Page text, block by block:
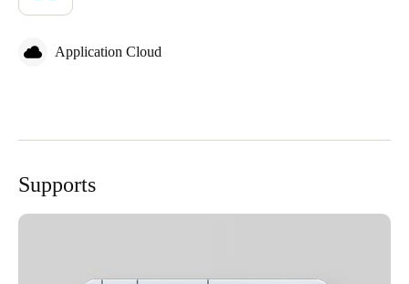
Application Cloud
Supports